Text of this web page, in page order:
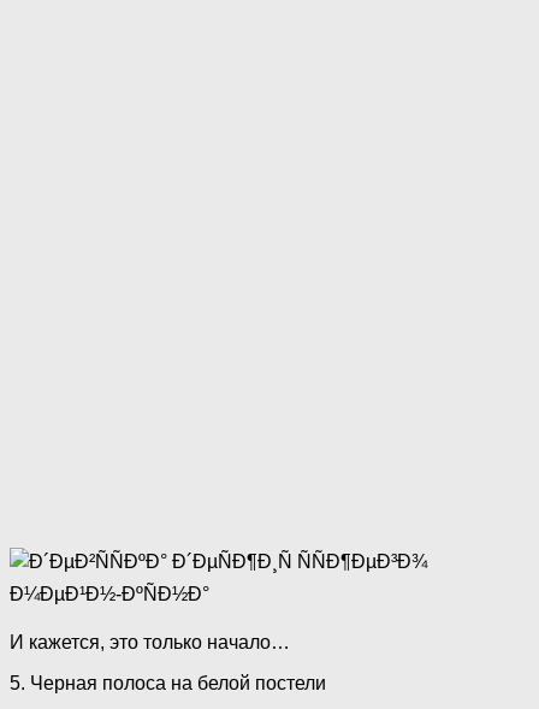
И кажется, это только начало…
5. Черная полоса на белой постели